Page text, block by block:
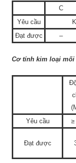
C
Yêu cầu
Đạt được
–
Cơ tính kim loại mối
Yêu cầu ≥
Đạt được